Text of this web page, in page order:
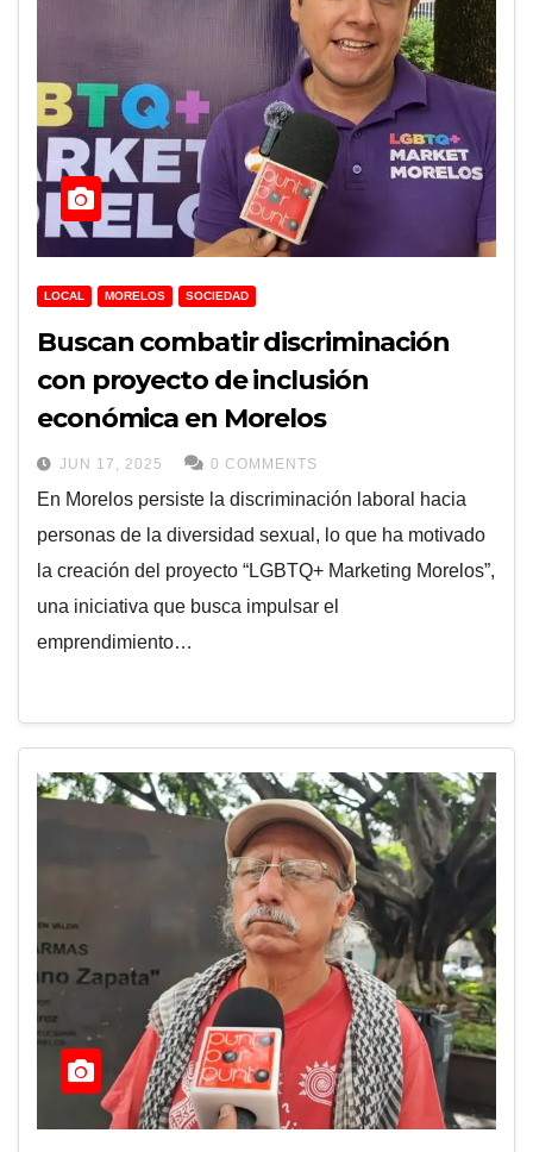
LOCAL MORELOS SOCIEDAD
Buscan combatir discriminación
con proyecto de inclusión
económica en Morelos
JUN 17, 2025 0 COMMENTS
En Morelos persiste la discriminación laboral hacia
personas de la diversidad sexual, lo que ha motivado
la creación del proyecto “LGBTQ+ Marketing Morelos”,
una iniciativa que busca impulsar el
emprendimiento…